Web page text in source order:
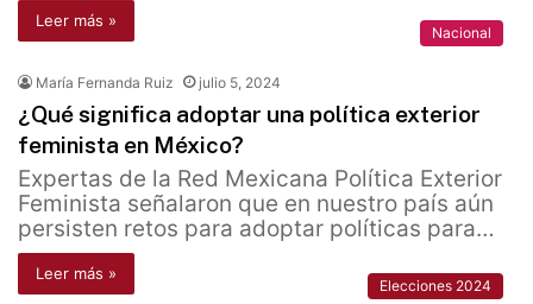
Leer más »
Nacional
María Fernanda Ruiz julio 5, 2024
¿Qué significa adoptar una política exterior
feminista en México?
Expertas de la Red Mexicana Política Exterior
Feminista señalaron que en nuestro país aún
persisten retos para adoptar políticas para…
Leer más »
Elecciones 2024